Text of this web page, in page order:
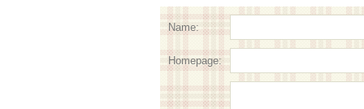
Name:
Homepage: